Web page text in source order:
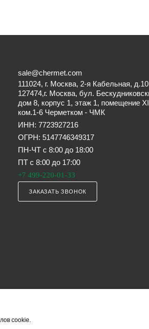
sale@chermet.com
111024, г. Москва, 2-я Кабельная, д.10
127474,г. Москва, бул.
дом 8, корпус 1, этаж 1, помещение
ком.1-6 Черметком - ЧМК
ИНН: 7723927216
ОГРН: 5147746349317
ПН-ЧТ с 8:00 до 18:00
ПТ с 8:00 до 17:00
+7 499-220-01-33
ЗАКАЗАТЬ ЗВОНОК
со ст. 435 ГК РФ). Они могут изменяться в
cookie.